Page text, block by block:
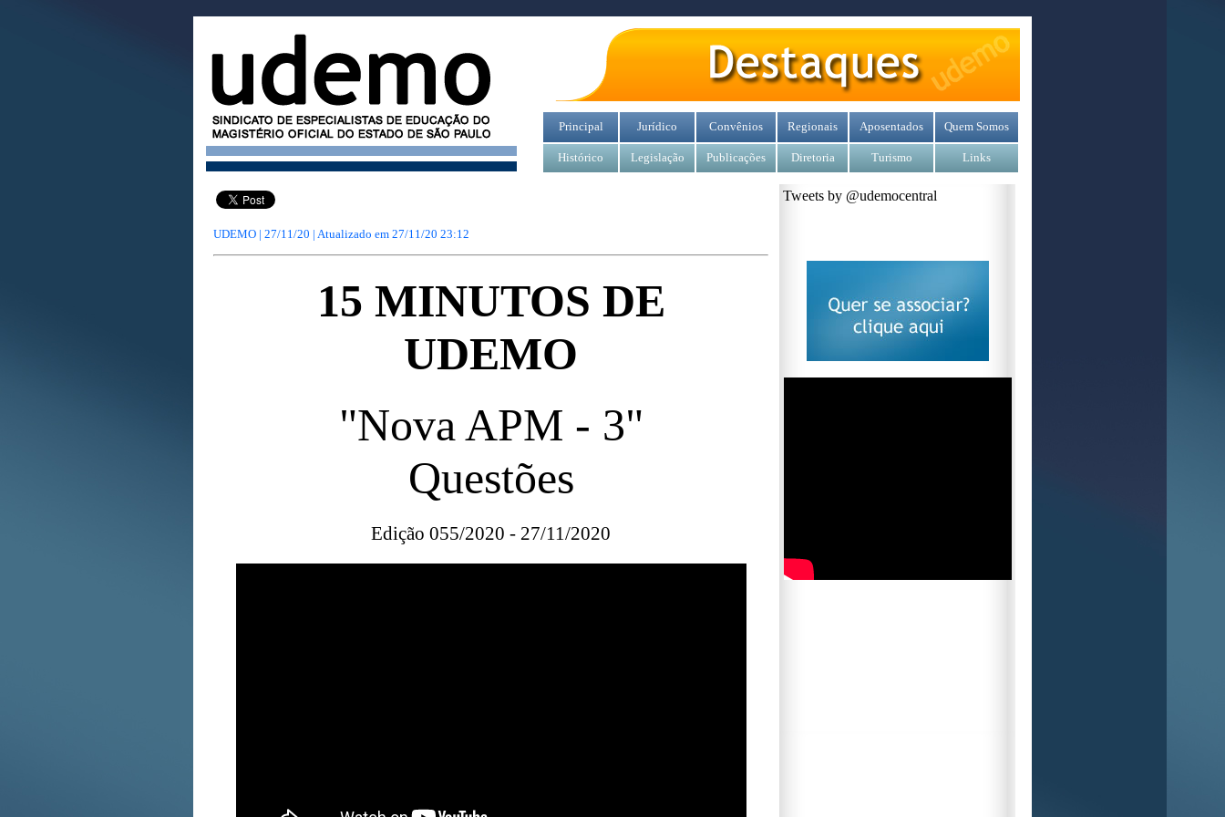
Principal Jurídico Convênios Regionais Aposentados Quem Somos
Histórico Legislação Publicações Diretoria Turismo Links
UDEMO | 27/11/20 | Atualizado em 27/11/20 23:12
15 MINUTOS DE
UDEMO
"Nova APM - 3"
Questões
Edição 055/2020 - 27/11/2020
Tweets by @udemocentral